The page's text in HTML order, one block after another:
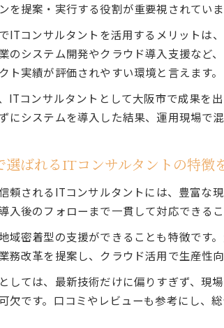
を提案・実行する役割が重要視されていま
ITコンサルタントを活用するメリットは
のシステム開発やクラウド導入支援など
ト実績が評価されやすい環境と言えます。
ITコンサルタントとして大阪市で成果を
にシステムを導入した結果、運用現場で
選ばれるITコンサルタントの特徴
頼されるITコンサルタントには、豊富な
入後のフォローまで一貫して対応できる
域密着型の支援ができることも特徴です
務改革を提案し、クラウド活用で生産性
しては、最新技術だけに偏りすぎず、現
欠です。口コミやレビューも参考にし、